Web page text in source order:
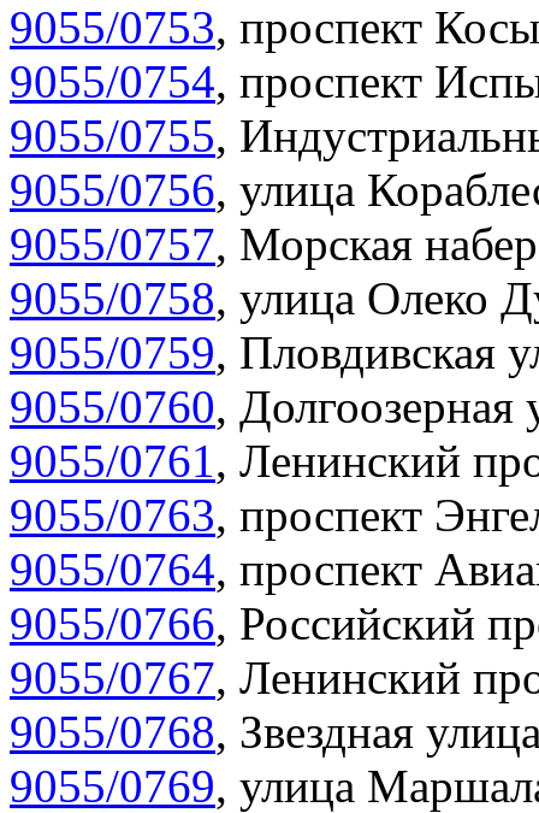
9055/0753, проспект
9055/0754, проспект
9055/0755,
9055/0756, улица
9055/0757, Морская
9055/0758, улица Олеко
9055/0759, Пловдивская
9055/0760, Долгоозерная
9055/0761, Ленинский
9055/0763, проспект
9055/0764, проспект
9055/0766, Российский
9055/0767, Ленинский
9055/0768, Звездная
9055/0769, улица